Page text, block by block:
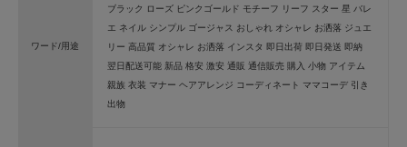
ワード/用途
ブラック ローズ ピンクゴールド モチーフ リーフ スター 星 バレ
エ ネイル シンプル ゴージャス おしゃれ オシャレ お洒落 ジュエ
リー 高品質 オシャレ お洒落 インスタ 即日出荷 即日発送 即納
翌日配送可能 新品 格安 激安 通販 通信販売 購入 小物 アイテム
親族 衣装 マナー ヘアアレンジ コーディネート ママコーデ 引き
出物